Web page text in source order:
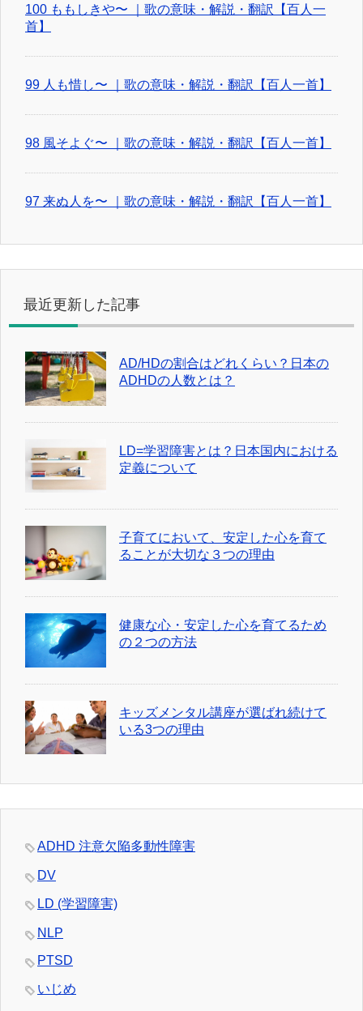
100 ももしきや〜 ｜歌の意味・解説・翻訳【百人一
首】
99 人も惜し〜 ｜歌の意味・解説・翻訳【百人一首】
98 風そよぐ〜 ｜歌の意味・解説・翻訳【百人一首】
97 来ぬ人を〜 ｜歌の意味・解説・翻訳【百人一首】
最近更新した記事
AD/HDの割合はどれくらい？日本の
ADHDの人数とは？
LD=学習障害とは？日本国内における
定義について
子育てにおいて、安定した心を育て
ることが大切な３つの理由
健康な心・安定した心を育てるため
の２つの方法
キッズメンタル講座が選ばれ続けて
いる3つの理由
ADHD 注意欠陥多動性障害
DV
LD (学習障害)
NLP
PTSD
いじめ